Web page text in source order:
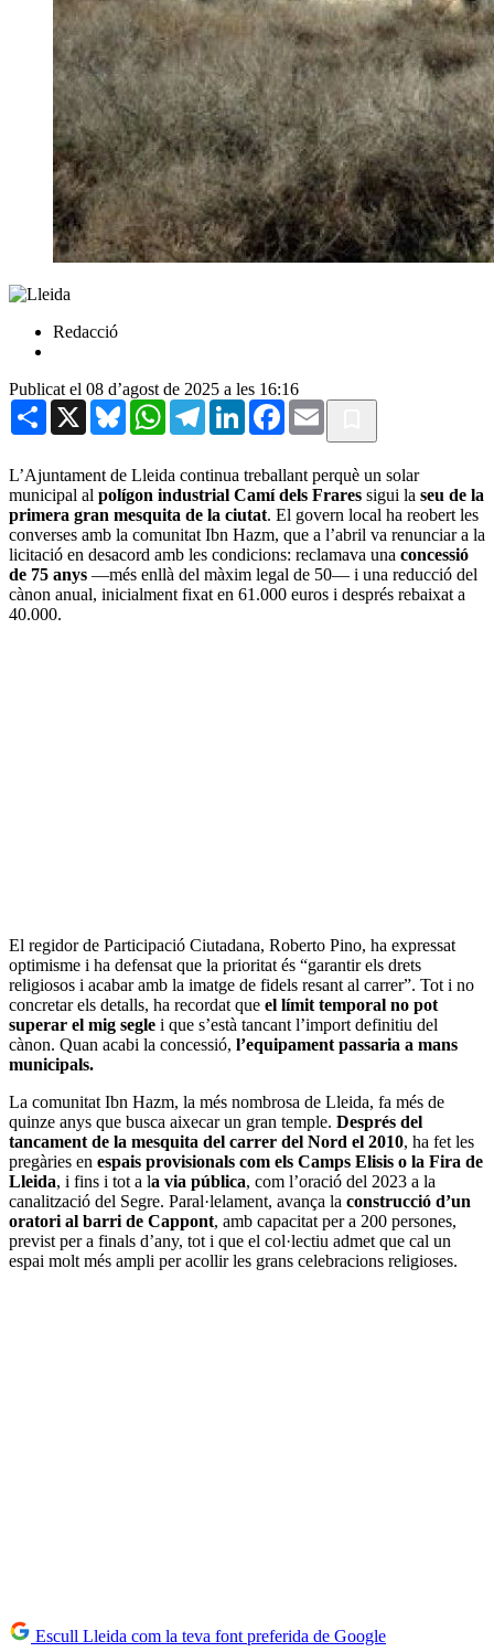
Redacció
Publicat el 08 d’agost de 2025 a les 16:16
Share X BlueskyWhatsAppTelegramLinkedInFacebook
Email
L’Ajuntament de Lleida continua treballant perquè un solar
municipal al polígon industrial Camí dels Frares sigui la seu de la
primera gran mesquita de la ciutat. El govern local ha reobert les
converses amb la comunitat Ibn Hazm, que a l’abril va renunciar a la
licitació en desacord amb les condicions: reclamava una concessió
de 75 anys —més enllà del màxim legal de 50— i una reducció del
cànon anual, inicialment fixat en 61.000 euros i després rebaixat a
40.000.
El regidor de Participació Ciutadana, Roberto Pino, ha expressat
optimisme i ha defensat que la prioritat és “garantir els drets
religiosos i acabar amb la imatge de fidels resant al carrer”. Tot i no
concretar els detalls, ha recordat que el límit temporal no pot
superar el mig segle i que s’està tancant l’import definitiu del
cànon. Quan acabi la concessió, l’equipament passaria a mans
municipals.
La comunitat Ibn Hazm, la més nombrosa de Lleida, fa més de
quinze anys que busca aixecar un gran temple. Després del
tancament de la mesquita del carrer del Nord el 2010, ha fet les
pregàries en espais provisionals com els Camps Elisis o la Fira de
Lleida, i fins i tot a la via pública, com l’oració del 2023 a la
canalització del Segre. Paral·lelament, avança la construcció d’un
oratori al barri de Cappont, amb capacitat per a 200 persones,
previst per a finals d’any, tot i que el col·lectiu admet que cal un
espai molt més ampli per acollir les grans celebracions religioses.
Escull Lleida com la teva font preferida de Google